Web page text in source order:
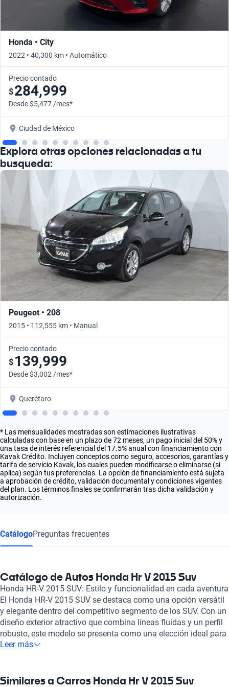
Honda • City
2022 • 40,300 km • Automático
Precio contado
$284,999
Desde $5,477 /mes*
Ciudad de México
Explora otras opciones relacionadas a tu
busqueda:
Peugeot • 208
2015 • 112,555 km • Manual
Precio contado
$ 139,999
Desde $3,002 /mes*
Querétaro
* Las mensualidades mostradas son estimaciones ilustrativas
calculadas con base en un plazo de 72 meses, un pago inicial del 50% y
una tasa de interés referencial del 17.5% anual con financiamiento con
Kavak Crédito. Incluyen conceptos como seguro, accesorios, garantías y
tarifa de servicio Kavak, los cuales pueden modificarse o eliminarse (si
aplica) según tus preferencias. La opción de financiamiento está sujeta
a aprobación de crédito, validación documental y condiciones vigentes
del plan. Los términos finales se confirmarán tras dicha validación y
autorización.
CatálogoPreguntas frecuentes
Catálogo de Autos Honda Hr V 2015 Suv
Honda HR-V 2015 SUV: Estilo y funcionalidad en cada aventura
El Honda HR-V 2015 SUV se destaca como una opción versátil
y elegante dentro del competitivo segmento de los SUV. Con un
diseño exterior atractivo que combina líneas fluidas y un perfil
robusto, este modelo se presenta como una elección ideal para
quienes buscan un vehículo que no solo se vea bien, sino que
traseros Magic Seat permiten diferentes configuraciones,
Leer más
Similares a Carros Honda Hr V 2015 Suv